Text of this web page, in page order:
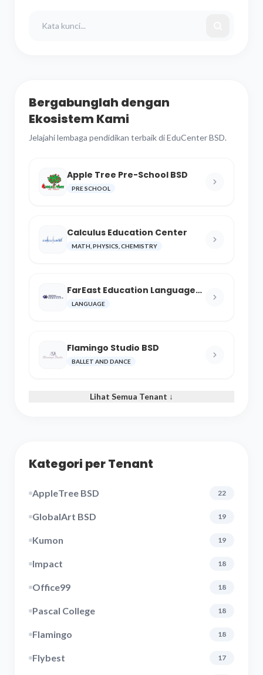
Bergabunglah dengan
Ekosistem Kami
Jelajahi lembaga pendidikan terbaik di EduCenter BSD.
Apple Tree Pre-School BSD
PRE SCHOOL
Calculus Education Center
MATH, PHYSICS, CHEMISTRY
FarEast Education Language
and Cultural Center
LANGUAGE
Flamingo Studio BSD
BALLET AND DANCE
Lihat Semua Tenant ↓
Kategori per Tenant
AppleTree BSD 22
GlobalArt BSD 19
Kumon 19
Impact 18
Office99 18
Pascal College 18
Flamingo 18
Flybest 17